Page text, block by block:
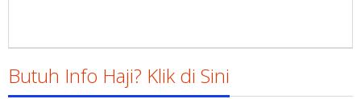
Butuh Info Haji? Klik di Sini